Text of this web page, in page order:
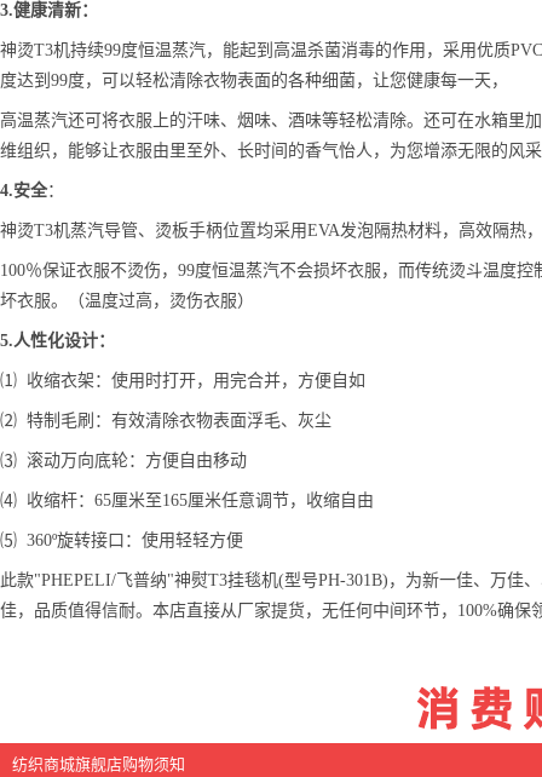
3.健康清新：
神烫T3机持续99度恒温蒸汽，能起到高温杀菌消毒的作用，采用优质
度达到99度，可以轻松清除衣物表面的各种细菌，让您健康每一天，
高温蒸汽还可将衣服上的汗味、烟味、酒味等轻松清除。还可在水箱里
维组织，能够让衣服由里至外、长时间的香气怡人，为您增添无限的风
4.安全：
神烫T3机蒸汽导管、烫板手柄位置均采用EVA发泡隔热材料，高效隔热
100％保证衣服不烫伤，99度恒温蒸汽不会损坏衣服，而传统烫斗温度
坏衣服。（温度过高，烫伤衣服）
5.人性化设计：
⑴ 收缩衣架：使用时打开，用完合并，方便自如
⑵ 特制毛刷：有效清除衣物表面浮毛、灰尘
⑶ 滚动万向底轮：方便自由移动
⑷ 收缩杆：65厘米至165厘米任意调节，收缩自由
⑸ 360º旋转接口：使用轻轻方便
此款"PHEPELI/飞普纳"神熨T3挂毯机(型号PH-301B)，为新一佳、万佳
佳，品质值得信耐。本店直接从厂家提货，无任何中间环节，100%确保
纺织商城旗舰店购物须知